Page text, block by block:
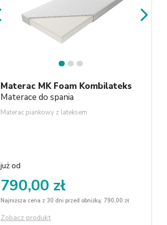
Materac MK Foam Kombilateks
Materace do spania
Materac piankowy z lateksem
już od
790,00 zł
Najniższa cena z 30 dni przed obniżką: 790,00 zł
Zobacz produkt